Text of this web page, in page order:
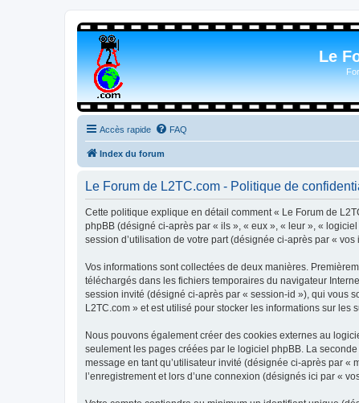
Le
Accès rapide FAQ
Index du forum
Le Forum de L2TC.com - Politique de
Cette politique explique en détail comment « Le Forum de
phpBB (désigné ci-après par « ils », « eux », « leur », «
session d’utilisation de votre part (désignée ci-après par « vos
Vos informations sont collectées de deux manières.
téléchargés dans les fichiers temporaires du navigateur
session invité (désigné ci-après par « session-id »), qui vous
L2TC.com » et est utilisé pour stocker les informations sur
Nous pouvons également créer des cookies externes au
seulement les pages créées par le logiciel phpBB. La
message en tant qu’utilisateur invité (désignée ci-après par «
l’enregistrement et lors d’une connexion (désignés ici par «